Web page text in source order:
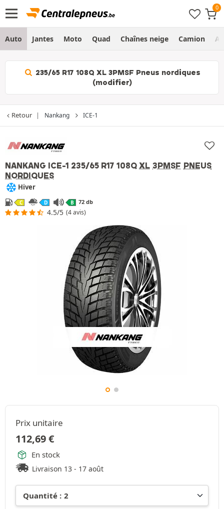
Auto Jantes Moto Quad Chaînes neige Camion
235/65 R17 108Q XL 3PMSF Pneus nordiques
(modifier)
Retour Nankang ICE-1
NANKANG ICE-1 235/65 R17 108Q XL 3PMSF PNEUS
NORDIQUES
Hiver
C D B 72 db
4.5/5 (4 avis)
Prix unitaire
112,69€
En stock
Livraison 13 - 17 août